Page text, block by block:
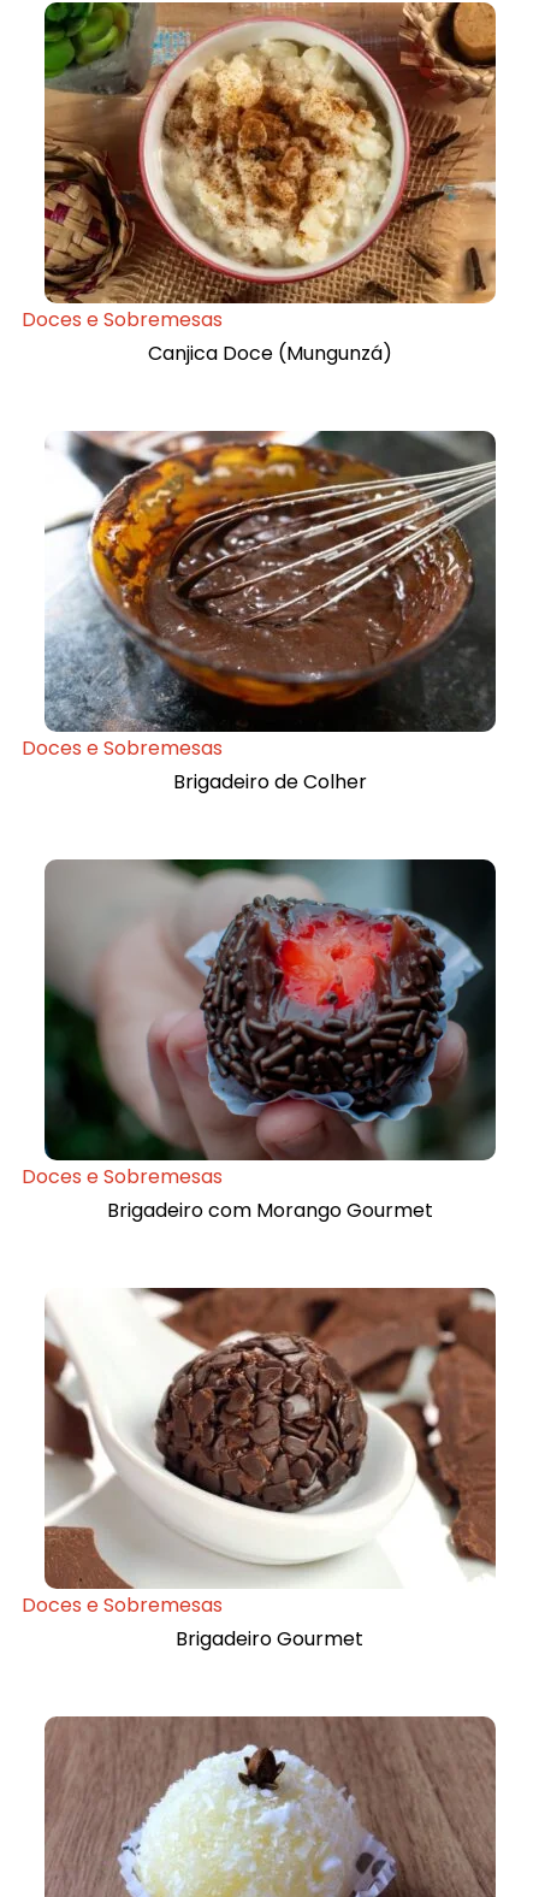
Doces e Sobremesas
Canjica Doce (Mungunzá)
Doces e Sobremesas
Brigadeiro de Colher
Doces e Sobremesas
Brigadeiro com Morango Gourmet
Doces e Sobremesas
Brigadeiro Gourmet